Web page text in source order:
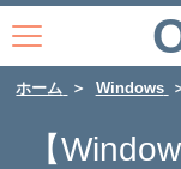
ホーム Windows
【